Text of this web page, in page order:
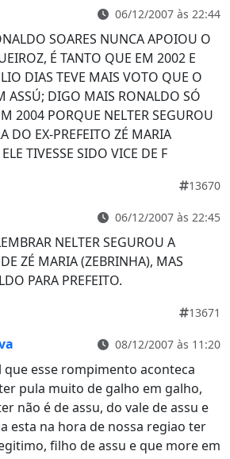
06/12/2007 às 22:44
SOARES NUNCA APOIOU O
É TANTO QUE EM 2002 E
DIAS TEVE MAIS VOTO QUE O
ASSÚ; DIGO MAIS RONALDO SÓ
2004 PORQUE NELTER SEGUROU
DO EX-PREFEITO ZÉ MARIA
TIVESSE SIDO VICE DE F
13670
06/12/2007 às 22:45
NELTER SEGUROU A
ZÉ MARIA (ZEBRINHA), MAS
PARA PREFEITO.
13671
08/12/2007 às 11:20
que esse rompimento aconteca
pula muito de galho em galho,
não é de assu, do vale de assu e
esta na hora de nossa regiao ter
filho de assu e que more em